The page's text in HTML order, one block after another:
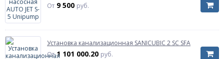
От 9 500 руб.
Установка канализационная SANICUBIC 2 SC SFA
От1 101 000.20 руб.